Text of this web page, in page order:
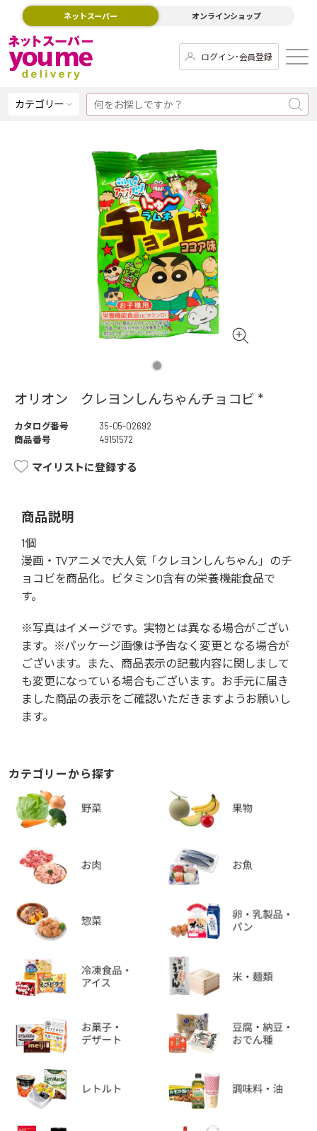
ネットスーパー オンラインショップ
ログイン･会員登録
カテゴリー
オリオン クレヨンしんちゃんチョコビ *
カタログ番号
35-05-02692
商品番号
49151572
マイリストに登録する
商品説明
1個
漫画・TVアニメで大人気「クレヨンしんちゃん」のチ
ョコビを商品化。ビタミンD含有の栄養機能食品で
す。
※写真はイメージです。実物とは異なる場合がござい
ます。※パッケージ画像は予告なく変更となる場合が
ございます。また、商品表示の記載内容に関しまして
も変更になっている場合もございます。お手元に届き
ました商品の表示をご確認いただきますようお願いし
ます。
カテゴリーから探す